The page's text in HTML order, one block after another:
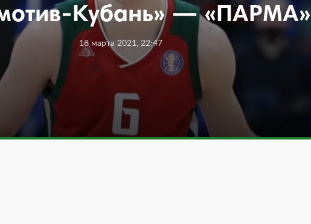
Кубань» — «ПАРМА»
18 марта 2021, 22:47